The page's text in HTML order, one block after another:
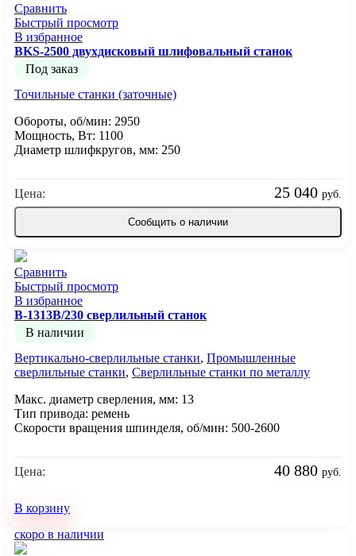
Сравнить
Быстрый просмотр
В избранное
BKS-2500 двухдисковый шлифовальный станок
Под заказ
Точильные станки (заточные)
Цена: 25 040 руб.
Обороты, об/мин: 2950
Мощность, Вт: 1100
Диаметр шлифкругов, мм: 250
Сообщить о наличии
Сравнить
Быстрый просмотр
В избранное
B-1313B/230 сверлильный станок
В наличии
Вертикально-сверлильные станки, Промышленные
сверлильные станки, Сверлильные станки по металлу
Цена: 40 880 руб.
Макс. диаметр сверления, мм: 13
Тип привода: ремень
Скорости вращения шпинделя, об/мин: 500-2600
В корзину
скоро в наличии